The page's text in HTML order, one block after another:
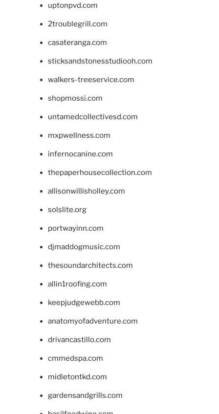
uptonpvd.com
2troublegrill.com
casateranga.com
sticksandstonesstudiooh.com
walkers-treeservice.com
shopmossi.com
untamedcollectivesd.com
mxpwellness.com
infernocanine.com
thepaperhousecollection.com
allisonwillisholley.com
solslite.org
portwayinn.com
djmaddogmusic.com
thesoundarchitects.com
allin1roofing.com
keepjudgewebb.com
anatomyofadventure.com
drivancastillo.com
cmmedspa.com
midletontkd.com
gardensandgrills.com